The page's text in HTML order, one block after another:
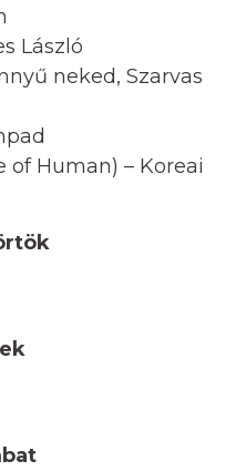
László
neked, Szarvas
of Human) – Koreai